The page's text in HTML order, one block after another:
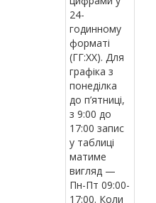
24-
годинному
форматі
(ГГ:ХХ). Для
графіка з
понеділка
до п’ятниці,
з 9:00 до
17:00 запис
у таблиці
матиме
вигляд —
Пн-Пт 09:00-
17:00. Коли